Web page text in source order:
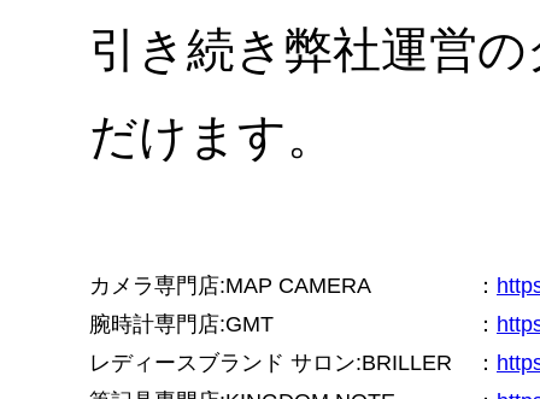
引き続き弊社運営
だけます。
カメラ専門店:MAP CAMERA ：
腕時計専門店:GMT
：
レディースブランド サロン:BRILLER
：